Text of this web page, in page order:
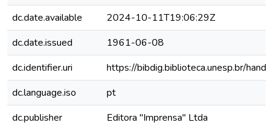
dc.date.available
2024-10-11T19:06:29Z
dc.date.issued
1961-06-08
dc.identifier.uri
https://bibdig.biblioteca.unesp.br/
dc.language.iso
pt
dc.publisher
Editora "Imprensa" Ltda